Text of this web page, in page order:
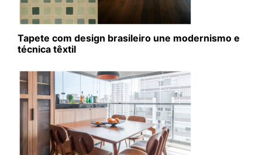
Tapete com design brasileiro une modernismo e
técnica têxtil